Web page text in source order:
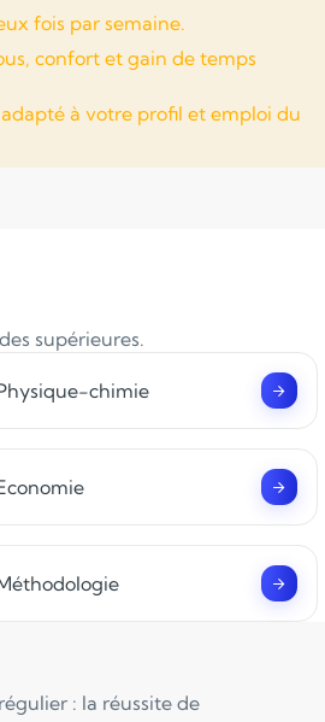
fois par semaine.
confort et gain de temps
à votre profil et emploi du
supérieures.
chimie
: la réussite de